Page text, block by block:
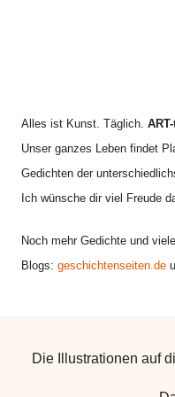
Alles ist Kunst. Täglich.
Unser ganzes Leben findet
Gedichten der
Ich wünsche dir viel Freude
Noch mehr Gedichte und
Blogs: geschichtenseiten.de
Die Illustrationen auf